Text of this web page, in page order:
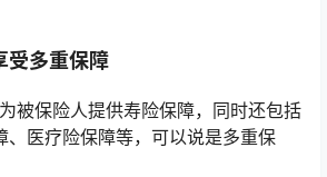
受多重保障
被保险人提供寿险保障，同时还包括
、医疗险保障等，可以说是多重保